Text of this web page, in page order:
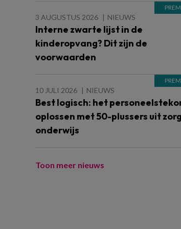
3 AUGUSTUS 2026 NIEUWS
Interne zwarte lijst in de
kinderopvang? Dit zijn de
voorwaarden
10 JULI 2026 NIEUWS
Best logisch: het
oplossen met 50-plussers uit
onderwijs
Toon meer nieuws